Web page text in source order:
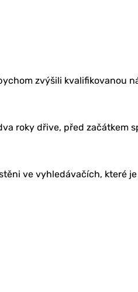
zvýšili kvalifikovanou
roky dřive, před
ve vyhledávačích, které